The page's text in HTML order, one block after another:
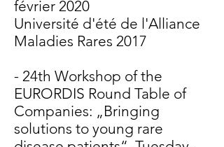
février 2020
Université d'été de l'Alliance
Maladies Rares 2017
- 24th Workshop of the
EURORDIS Round Table of
Companies: „Bringing
solutions to young rare